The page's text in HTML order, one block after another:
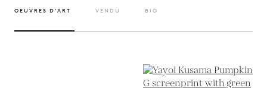
OEUVRES D’ART VENDU BIO